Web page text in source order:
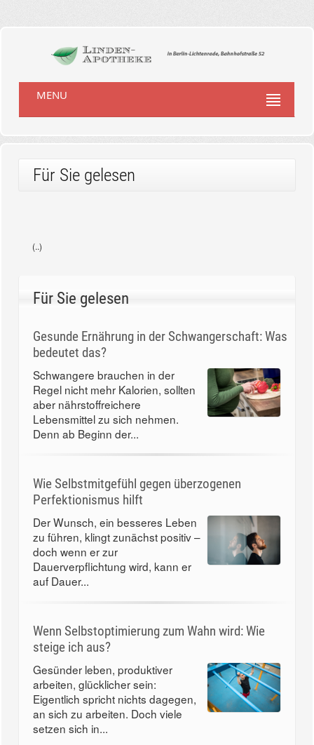
MENU
Für Sie gelesen
(..)
Für Sie gelesen
Gesunde Ernährung in der Schwangerschaft: Was
bedeutet das?
Schwangere brauchen in der
Regel nicht mehr Kalorien, sollten
aber nährstoffreichere
Lebensmittel zu sich nehmen.
Denn ab Beginn der...
Wie Selbstmitgefühl gegen überzogenen
Perfektionismus hilft
Der Wunsch, ein besseres Leben
zu führen, klingt zunächst positiv –
doch wenn er zur
Dauerverpflichtung wird, kann er
auf Dauer...
Wenn Selbstoptimierung zum Wahn wird: Wie
steige ich aus?
Gesünder leben, produktiver
arbeiten, glücklicher sein:
Eigentlich spricht nichts dagegen,
an sich zu arbeiten. Doch viele
setzen sich in...